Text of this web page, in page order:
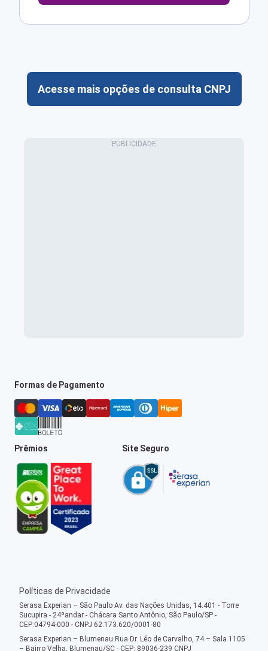
Acesse mais opções de consulta CNPJ
Formas de Pagamento
Prêmios Site Seguro
Políticas de Privacidade
Serasa Experian – São Paulo Av. das Nações Unidas, 14.401 - Torre
Sucupira - 24ºandar - Chácara Santo Antônio, São Paulo/SP -
CEP:04794-000 - CNPJ 62.173.620/0001-80
Serasa Experian – Blumenau Rua Dr. Léo de Carvalho, 74 – Sala 1105
– Bairro Velha, Blumenau/SC - CEP: 89036-239 CNPJ